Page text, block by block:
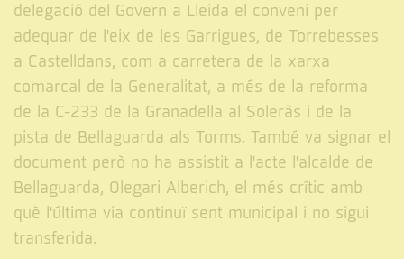
delegació del Govern a Lleida el conveni per
adequar de l'eix de les Garrigues, de Torrebesses
a Castelldans, com a carretera de la xarxa
comarcal de la Generalitat, a més de la reforma
de la C-233 de la Granadella al Soleràs i de la
pista de Bellaguarda als Torms. També va signar el
document però no ha assistit a l'acte l'alcalde de
Bellaguarda, Olegari Alberich, el més crític amb
què l'última via continuï sent municipal i no sigui
transferida.